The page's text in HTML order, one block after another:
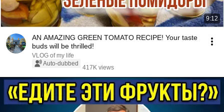
9:12
AN AMAZING GREEN TOMATO RECIPE! Your taste
buds will be thrilled!
VLOG of my life
Auto-dubbed
417K views